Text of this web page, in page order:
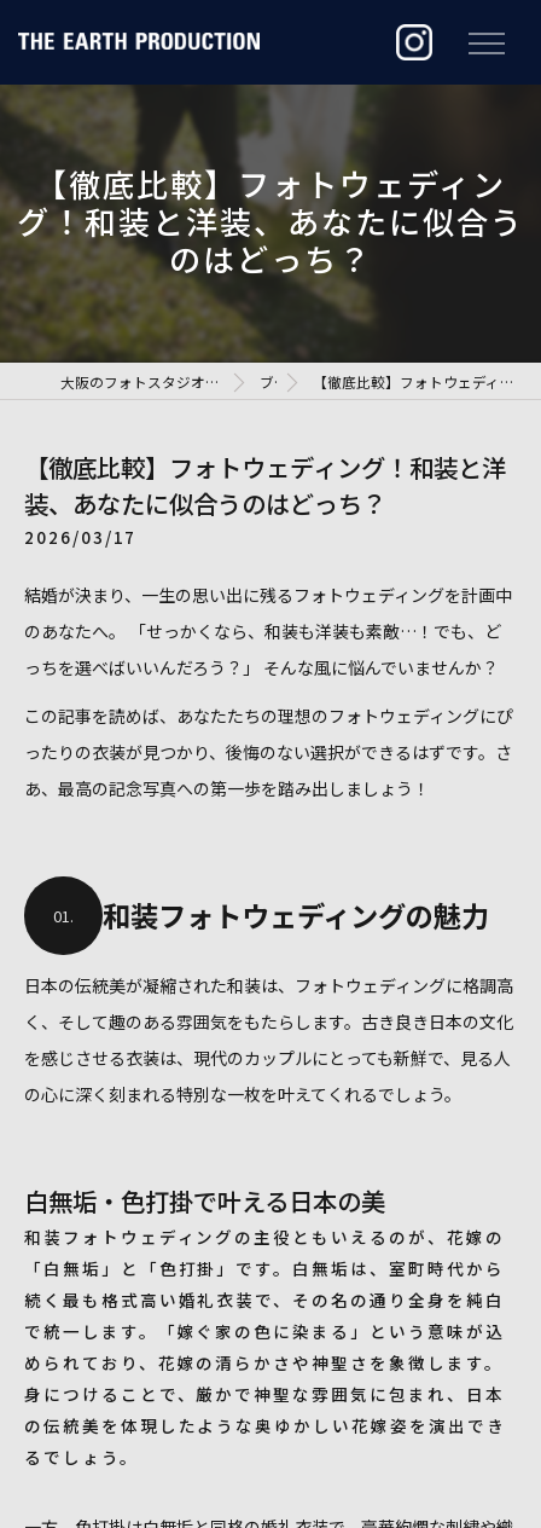
【徹底比較】フォトウェディン
グ！和装と洋装、あなたに似合う
のはどっち？
大阪のフォトスタジオなら株式会社ジ・アースプロダクション ブログ 【徹底比較】フォトウェディング！和装と洋装、あなたに似合うのはどっち？
【徹底比較】フォトウェディング！和装と洋
装、あなたに似合うのはどっち？
2026/03/17
結婚が決まり、一生の思い出に残るフォトウェディングを計画中
のあなたへ。 「せっかくなら、和装も洋装も素敵…！でも、ど
っちを選べばいいんだろう？」 そんな風に悩んでいませんか？
この記事を読めば、あなたたちの理想のフォトウェディングにぴ
ったりの衣装が見つかり、後悔のない選択ができるはずです。さ
あ、最高の記念写真への第一歩を踏み出しましょう！
和装フォトウェディングの魅力
01.
日本の伝統美が凝縮された和装は、フォトウェディングに格調高
く、そして趣のある雰囲気をもたらします。古き良き日本の文化
を感じさせる衣装は、現代のカップルにとっても新鮮で、見る人
の心に深く刻まれる特別な一枚を叶えてくれるでしょう。
白無垢・色打掛で叶える日本の美
和装フォトウェディングの主役ともいえるのが、花嫁の
「白無垢」と「色打掛」です。白無垢は、室町時代から
続く最も格式高い婚礼衣装で、その名の通り全身を純白
で統一します。「嫁ぐ家の色に染まる」という意味が込
められており、花嫁の清らかさや神聖さを象徴します。
身につけることで、厳かで神聖な雰囲気に包まれ、日本
の伝統美を体現したような奥ゆかしい花嫁姿を演出でき
るでしょう。